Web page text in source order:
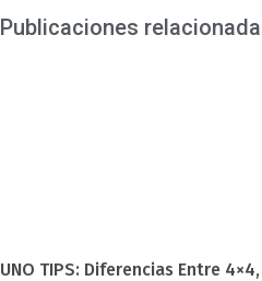
Publicaciones
UNO TIPS: Diferencias Entre 4×4,